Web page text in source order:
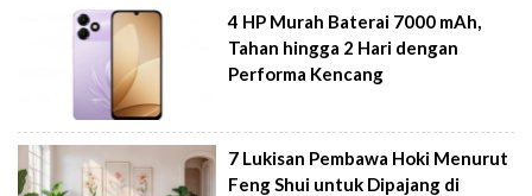
4 HP Murah Baterai 7000 mAh,
Tahan hingga 2 Hari dengan
Performa Kencang
7 Lukisan Pembawa Hoki Menurut
Feng Shui untuk Dipajang di